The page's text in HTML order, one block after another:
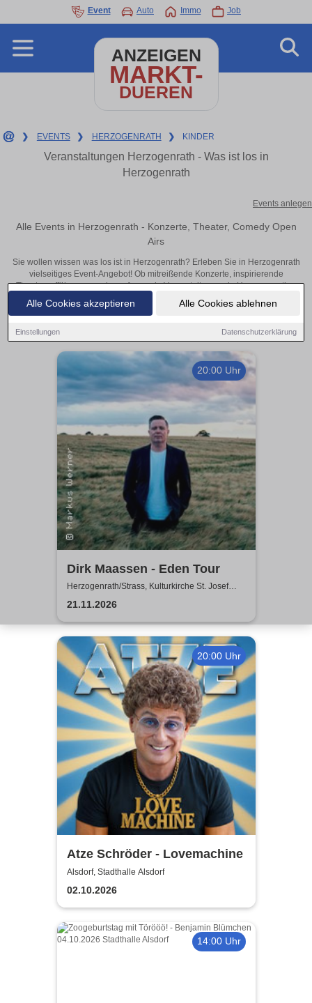
Alle Cookies akzeptieren Alle Cookies ablehnen
Einstellungen Datenschutzerklärung
Event Auto Immo Job
ANZEIGEN
MARKT-
DUEREN
❯ EVENTS ❯ HERZOGENRATH ❯ KINDER
Veranstaltungen Herzogenrath - Was ist los in
Herzogenrath
Events anlegen
Alle Events in Herzogenrath - Konzerte, Theater, Comedy Open
Airs
Sie wollen wissen was los ist in Herzogenrath? Erleben Sie in Herzogenrath
vielseitiges Event-Angebot! Ob mitreißende Konzerte, inspirierende
Theateraufführungen oder aufregende Veranstaltungen in Herzogenrath –
hier finden alles im Überblick und Tickets.
20:00 Uhr
Dirk Maassen - Eden Tour
Herzogenrath/Strass, Kulturkirche St. Josef
Herzogenrath/Strass
21.11.2026
20:00 Uhr
Atze Schröder - Lovemachine
Alsdorf, Stadthalle Alsdorf
02.10.2026
14:00 Uhr